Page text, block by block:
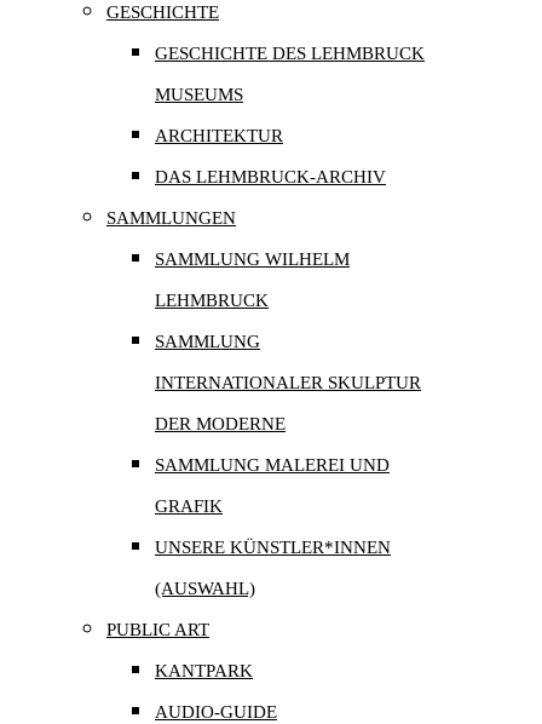
GESCHICHTE
GESCHICHTE DES LEHMBRUCK
MUSEUMS
ARCHITEKTUR
DAS LEHMBRUCK-ARCHIV
SAMMLUNGEN
SAMMLUNG WILHELM
LEHMBRUCK
SAMMLUNG
INTERNATIONALER SKULPTUR
DER MODERNE
SAMMLUNG MALEREI UND
GRAFIK
UNSERE KÜNSTLER*INNEN
(AUSWAHL)
PUBLIC ART
KANTPARK
AUDIO-GUIDE